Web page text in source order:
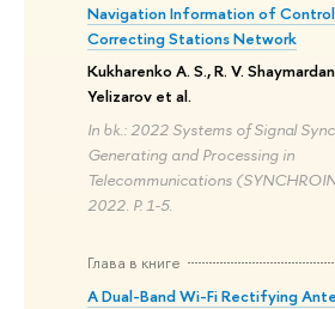
Navigation Information of
Correcting Stations Network
Kukharenko A. S., R. V.
Yelizarov et al.
In bk.: 2022 Systems of Signal
Generating and Processing in
Telecommunications
2022. P. 1-5.
Глава в книге
A Dual-Band Wi-Fi Rectifying